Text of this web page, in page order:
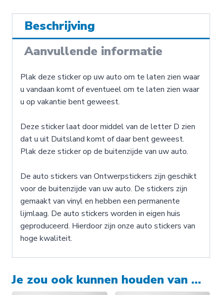
Beschrijving
Aanvullende informatie
Plak deze sticker op uw auto om te laten zien waar
u vandaan komt of eventueel om te laten zien waar
u op vakantie bent geweest.
Deze sticker laat door middel van de letter D zien
dat u uit Duitsland komt of daar bent geweest.
Plak deze sticker op de buitenzijde van uw auto.
De auto stickers van Ontwerpstickers zijn geschikt
voor de buitenzijde van uw auto. De stickers zijn
gemaakt van vinyl en hebben een permanente
lijmlaag. De auto stickers worden in eigen huis
geproduceerd. Hierdoor zijn onze auto stickers van
hoge kwaliteit.
Je zou ook kunnen houden van …